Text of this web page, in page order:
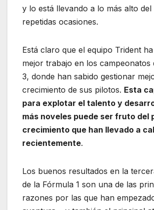
y lo está llevando a lo más alto
repetidas ocasiones.
Está claro que el equipo Trident
mejor trabajo en los campeonatos
3, donde han sabido gestionar
crecimiento de sus pilotos. Esta
para explotar el talento y
más noveles puede ser fruto del
crecimiento que han llevado a
recientemente.
Los buenos resultados en la
de la Fórmula 1 son una de las
razones por las que han